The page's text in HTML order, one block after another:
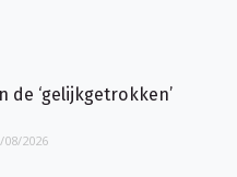
de ‘gelijkgetrokken’
08/2026